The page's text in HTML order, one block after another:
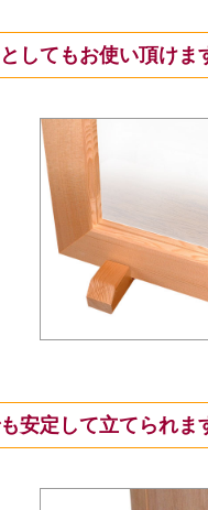
してもお使い頂けま
安定して立てられま